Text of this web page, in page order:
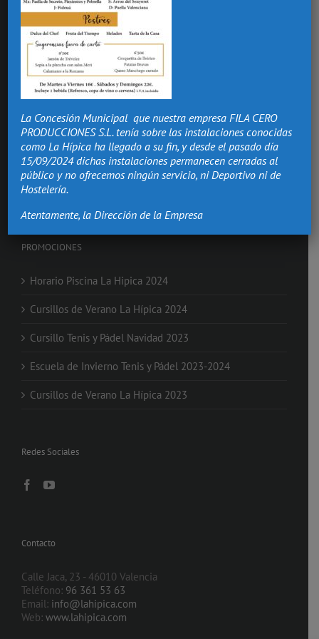
Hacemos de los momentos más importantes de tu vida,
Bodas Valencia
Salón Comuniones
Celebraciones
Eventos de Empresa
Nochevieja en Valencia
PROMOCIONES
Horario Piscina La Hipica 2024
Cursillos de Verano La Hípica 2024
Cursillo Tenis y Pádel Navidad 2023
Escuela de Invierno Tenis y Pádel 2023-2024
Cursillos de Verano La Hípica 2023
Redes Sociales
Contacto
Calle Jaca, 23 - 46010 Valencia
Teléfono: 96 361 53 63
Email: info@lahipica.com
Web: www.lahipica.com
La Concesión Municipal que nuestra empresa FILA CERO
PRODUCCIONES S.L. tenía sobre las instalaciones conocidas
como La Hípica ha llegado a su fin, y desde el pasado día
15/09/2024 dichas instalaciones permanecen cerradas al
público y no ofrecemos ningún servicio, ni Deportivo ni de
Hostelería.
Atentamente, la Dirección de la Empresa